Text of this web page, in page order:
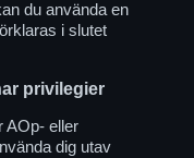
du använda en
i slutet
privilegier
AOp- eller
dig utav